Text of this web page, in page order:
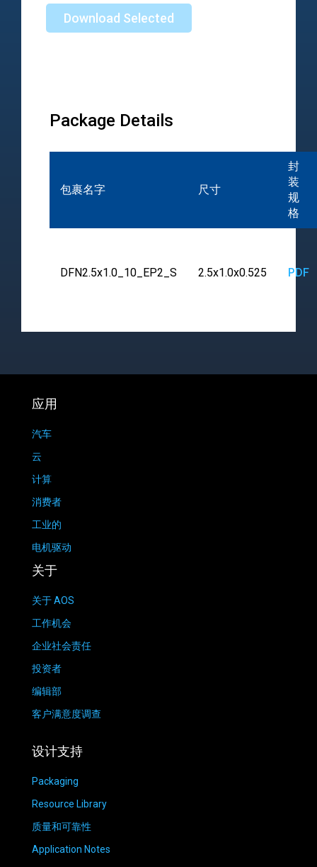
Download Selected
Package Details
包裹名字 尺寸
封
装
规
格
DFN2.5x1.0_10_EP2_S 2.5x1.0x0.525 PDF
应用
汽车
云
计算
消费者
工业的
电机驱动
关于
关于 AOS
工作机会
企业社会责任
投资者
编辑部
客户满意度调查
设计支持
Packaging
Resource Library
质量和可靠性
Application Notes